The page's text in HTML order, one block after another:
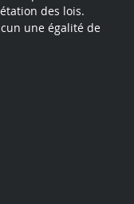
des lois.
une égalité de